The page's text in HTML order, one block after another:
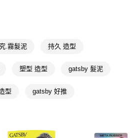
之後才付款」的支付方式。 讓您購物簡單
認證，即可結帳。
上)免運費
.霧髮泥 持久 造型
塑型 造型 gatsby 髮泥
型 gatsby 好推